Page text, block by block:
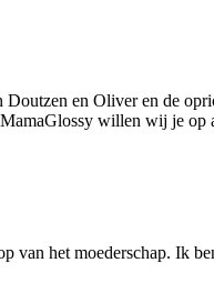
en Oliver en de
willen wij je
van het moederschap. Ik